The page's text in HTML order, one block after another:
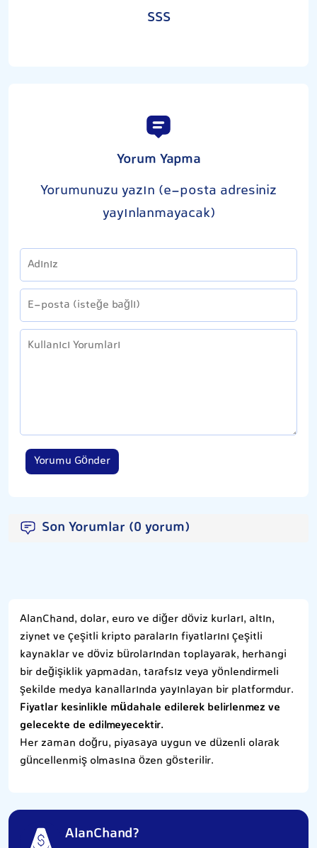
SSS
Yorum Yapma
Yorumunuzu yazın (e-posta adresiniz
yayınlanmayacak)
Yorumu Gönder
Son Yorumlar (0 yorum)
AlanChand, dolar, euro ve diğer döviz kurları, altın,
ziynet ve çeşitli kripto paraların fiyatlarını çeşitli
kaynaklar ve döviz bürolarından toplayarak, herhangi
bir değişiklik yapmadan, tarafsız veya yönlendirmeli
şekilde medya kanallarında yayınlayan bir platformdur.
Fiyatlar kesinlikle müdahale edilerek belirlenmez ve
gelecekte de edilmeyecektir.
Her zaman doğru, piyasaya uygun ve düzenli olarak
güncellenmiş olmasına özen gösterilir.
AlanChand?